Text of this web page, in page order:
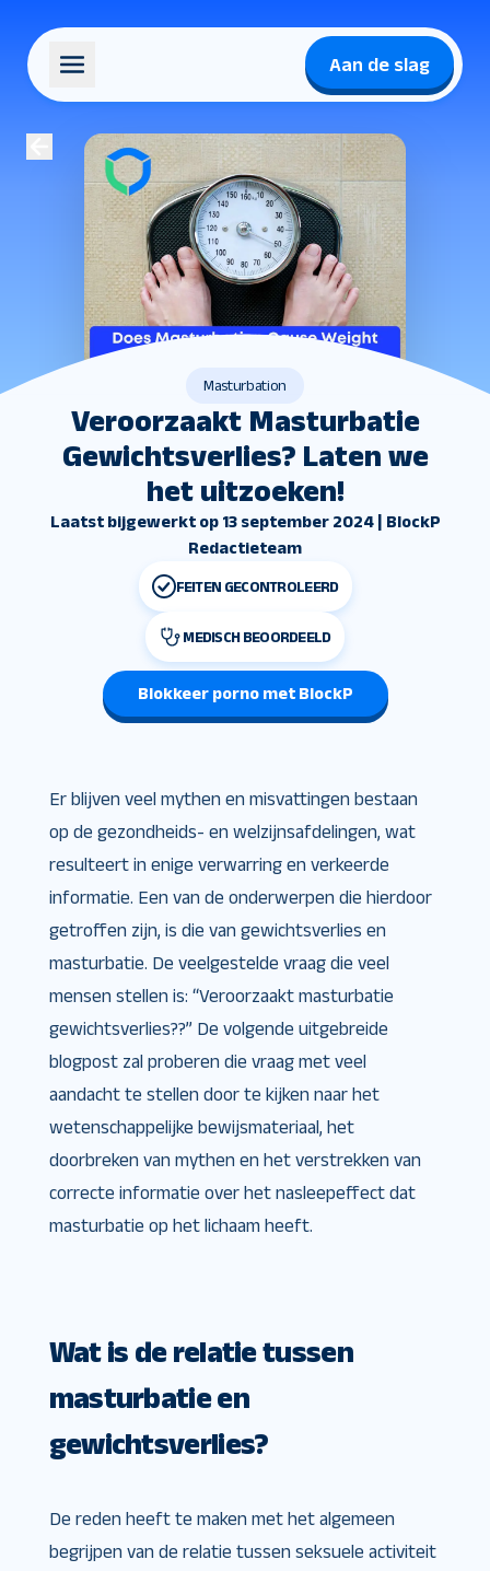
Aan de slag
Masturbation
Veroorzaakt Masturbatie
Gewichtsverlies? Laten we
het uitzoeken!
Laatst bijgewerkt op 13 september 2024 | BlockP
Redactieteam
FEITEN GECONTROLEERD
MEDISCH BEOORDEELD
Blokkeer porno met BlockP
Er blijven veel mythen en misvattingen bestaan
op de gezondheids- en welzijnsafdelingen, wat
resulteert in enige verwarring en verkeerde
informatie. Een van de onderwerpen die hierdoor
getroffen zijn, is die van gewichtsverlies en
masturbatie. De veelgestelde vraag die veel
mensen stellen is: “Veroorzaakt masturbatie
gewichtsverlies??” De volgende uitgebreide
blogpost zal proberen die vraag met veel
aandacht te stellen door te kijken naar het
wetenschappelijke bewijsmateriaal, het
doorbreken van mythen en het verstrekken van
correcte informatie over het nasleepeffect dat
masturbatie op het lichaam heeft.
Wat is de relatie tussen
masturbatie en
gewichtsverlies?
De reden heeft te maken met het algemeen
begrijpen van de relatie tussen seksuele activiteit